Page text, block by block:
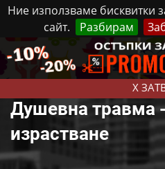
Ние използваме бисквитки
сайт.
Разбирам
X
Неделя, 9 Август, 2026
Душевна травма
израстване